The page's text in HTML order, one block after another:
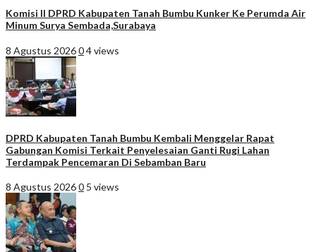
Komisi II DPRD Kabupaten Tanah Bumbu Kunker Ke Perumda Air
Minum Surya Sembada,Surabaya
8 Agustus 202604 views
DPRD Kabupaten Tanah Bumbu Kembali Menggelar Rapat
Gabungan Komisi Terkait Penyelesaian Ganti Rugi Lahan
Terdampak Pencemaran Di Sebamban Baru
8 Agustus 20260 5 views